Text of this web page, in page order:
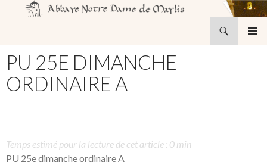
AU
CONTENU
PU 25E DIMANCHE
ORDINAIRE A
Temps estimé pour la lecture de cet article : 0 min
PU 25e dimanche ordinaire A